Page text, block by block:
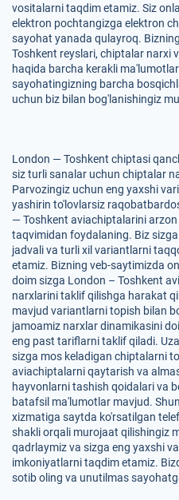
vositalarni taqdim etamiz. Siz
elektron pochtangizga elektron
sayohat yanada qulayroq.
Toshkent reyslari, chiptalar narxi
haqida barcha kerakli
sayohatingizning barcha
uchun biz bilan bog'lanishingiz
London — Toshkent chiptasi
siz turli sanalar uchun chiptalar
Parvozingiz uchun eng yaxshi
yashirin to'lovlarsiz
— Toshkent aviachiptalarini
taqvimidan foydalaning. Biz
jadvali va turli xil variantlarni
etamiz. Bizning veb-saytimizda
doim sizga London – Toshkent
narxlarini taklif qilishga harakat
mavjud variantlarni topish bilan
jamoamiz narxlar dinamikasini
eng past tariflarni taklif qiladi.
sizga mos keladigan chiptalarni
aviachiptalarni qaytarish va
hayvonlarni tashish qoidalari va
batafsil ma'lumotlar mavjud.
xizmatiga saytda ko'rsatilgan
shakli orqali murojaat qilishingiz
qadrlaymiz va sizga eng yaxshi
imkoniyatlarni taqdim etamiz.
sotib oling va unutilmas